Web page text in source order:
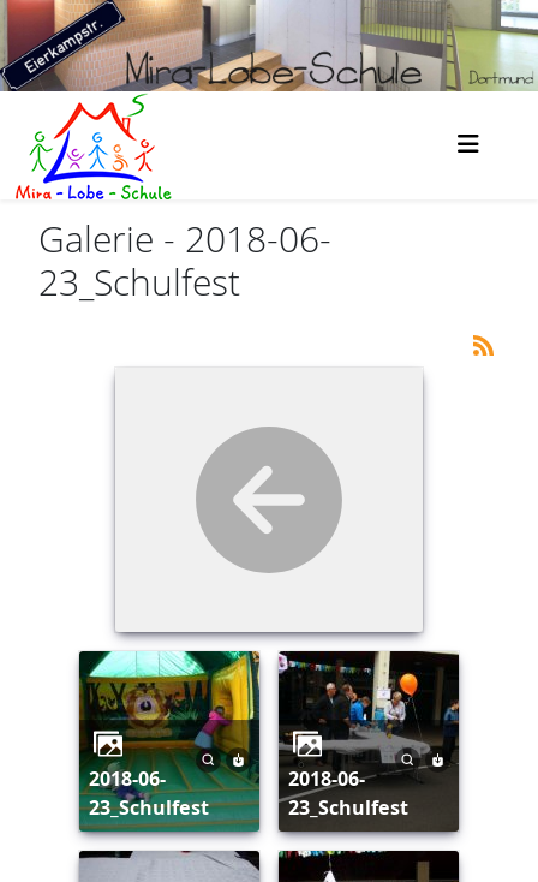
Galerie - 2018-06-
23_Schulfest
2018-06-
23_Schulfest
2018-06-
23_Schulfest